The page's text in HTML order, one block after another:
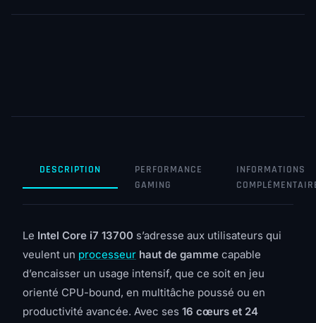
DESCRIPTION
PERFORMANCE
GAMING
INFORMATIONS
Le Intel Core i7 13700 s’adresse aux utilisateurs qui
veulent un processeur haut de gamme capable
d’encaisser un usage intensif, que ce soit en jeu
orienté CPU-bound, en multitâche poussé ou en
productivité avancée. Avec ses 16 cœurs et 24